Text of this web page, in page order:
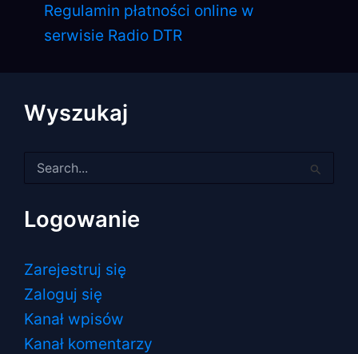
Regulamin płatności online w
serwisie Radio DTR
Wyszukaj
dla:
Logowanie
Zarejestruj się
Zaloguj się
Kanał wpisów
Kanał komentarzy